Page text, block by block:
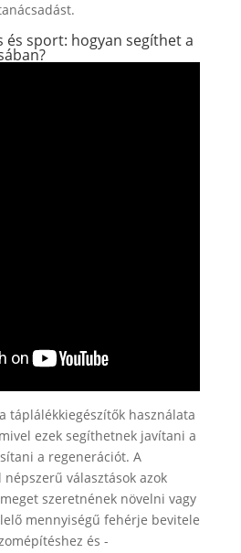
és sport: hogyan segíthet a
táplálékkiegészítők használata
ezek segíthetnek javítani a
a regenerációt. A
választások azok
szeretnének növelni vagy
mennyiségű fehérje bevitele
és -